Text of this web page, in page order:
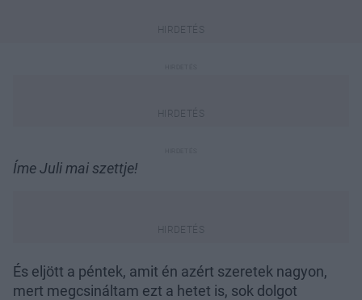
Íme Juli mai szettje!
És eljött a péntek, amit én azért szeretek nagyon,
mert megcsináltam ezt a hetet is, sok dolgot